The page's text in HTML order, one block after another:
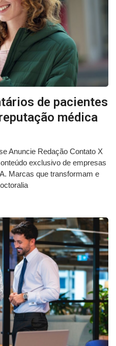
de pacientes
médica
Anuncie Redação Contato X
exclusivo de empresas
Marcas que transformam e